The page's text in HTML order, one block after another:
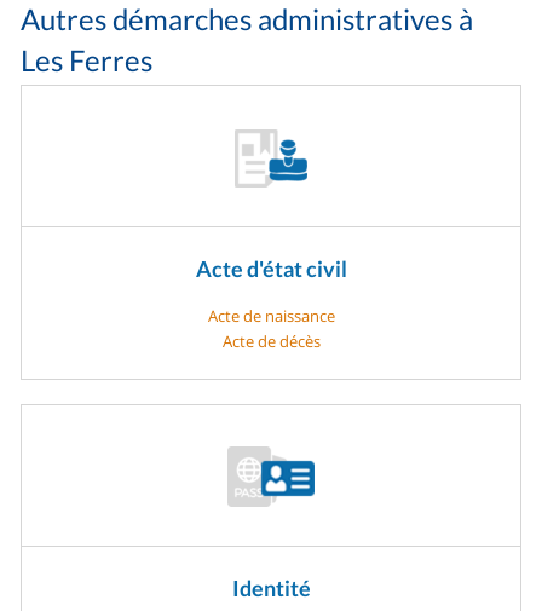
Autres démarches administratives à
Les Ferres
Acte d'état civil
Acte de naissance
Acte de décès
Identité